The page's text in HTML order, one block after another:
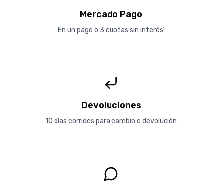
Mercado Pago
En un pago o 3 cuotas sin interés!
Devoluciones
10 días corridos para cambio o devolución